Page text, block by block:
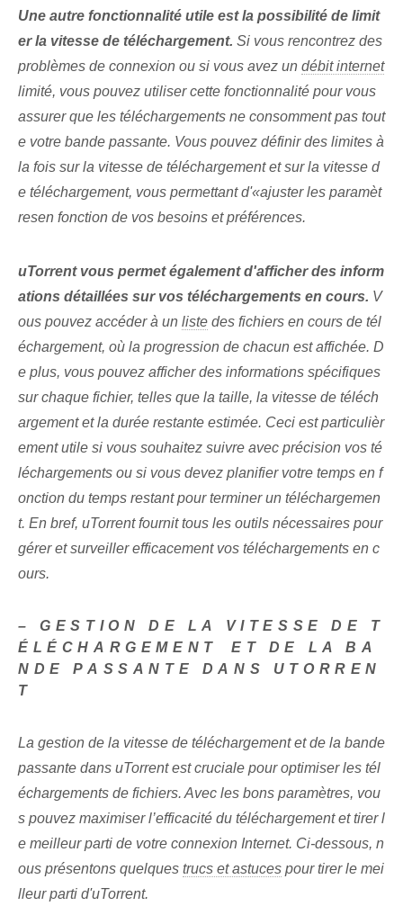
Une autre fonctionnalité utile est la possibilité de limit
er la vitesse de téléchargement. Si vous rencontrez des
problèmes de connexion ou si vous avez un débit internet
limité, vous pouvez utiliser cette‌ fonctionnalité pour vous
assurer⁤ que les téléchargements ne consomment pas tout
e votre bande passante. Vous pouvez définir des limites à
la fois sur la ⁢vitesse de téléchargement et sur la ⁤vitesse d
e téléchargement, vous permettant d'«ajuster les paramèt
res⁣en fonction de vos besoins et préférences.
uTorrent vous permet également d'afficher des inform
ations détaillées sur vos téléchargements en cours. V
ous pouvez accéder à un liste des fichiers en cours de tél
échargement, où la progression de chacun est affichée. D
e plus, vous pouvez afficher des informations spécifiques⁢
sur chaque fichier, telles que la taille, la vitesse de téléch
argement et la durée restante estimée. Ceci est particulièr
ement utile si vous souhaitez suivre avec précision vos té
léchargements ou si vous devez planifier votre temps en f
onction du temps restant pour terminer un téléchargemen
t. En bref, uTorrent fournit tous les outils nécessaires pour
gérer et surveiller efficacement vos téléchargements en c
ours.
– GESTION DE LA VITESSE DE T
ÉLÉCHARGEMENT⁤ ET DE LA BA
NDE PASSANTE DANS UTORREN
T
La gestion de la vitesse de téléchargement et de la bande
passante dans uTorrent est cruciale pour optimiser les tél
échargements de fichiers. Avec les bons paramètres, vou
s pouvez maximiser l’efficacité du téléchargement et tirer l
e meilleur parti de votre connexion Internet. Ci-dessous, n
ous présentons quelques trucs et astuces pour tirer le mei
lleur parti d'uTorrent.